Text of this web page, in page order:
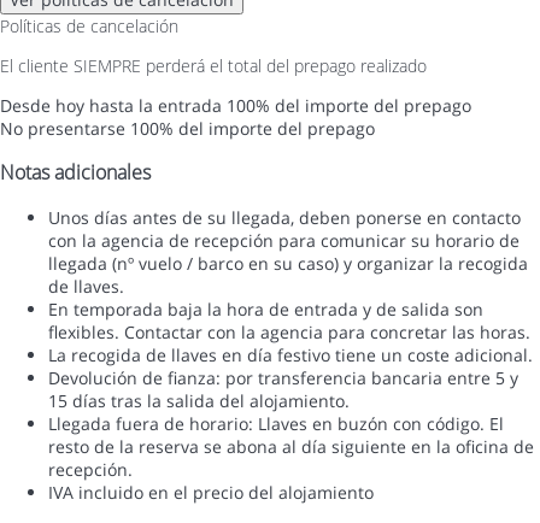
Políticas de cancelación
El cliente SIEMPRE perderá el total del prepago realizado
Desde hoy hasta la entrada 100% del importe del prepago
No presentarse 100% del importe del prepago
Notas adicionales
Unos días antes de su llegada, deben ponerse en contacto
con la agencia de recepción para comunicar su horario de
llegada (nº vuelo / barco en su caso) y organizar la recogida
de llaves.
En temporada baja la hora de entrada y de salida son
flexibles. Contactar con la agencia para concretar las horas.
La recogida de llaves en día festivo tiene un coste adicional.
Devolución de fianza: por transferencia bancaria entre 5 y
15 días tras la salida del alojamiento.
Llegada fuera de horario: Llaves en buzón con código. El
resto de la reserva se abona al día siguiente en la oficina de
recepción.
IVA incluido en el precio del alojamiento